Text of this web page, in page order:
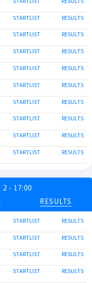
STARTLIST RESULTS
STARTLIST RESULTS
STARTLIST RESULTS
STARTLIST RESULTS
STARTLIST RESULTS
STARTLIST RESULTS
STARTLIST RESULTS
STARTLIST RESULTS
STARTLIST RESULTS
2 - 17:00
RESULTS
STARTLIST RESULTS
STARTLIST RESULTS
STARTLIST RESULTS
STARTLIST RESULTS